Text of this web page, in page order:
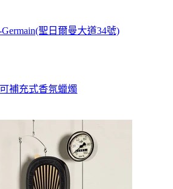
Germain(聖日爾曼大道34號)
補充式香氛蠟燭